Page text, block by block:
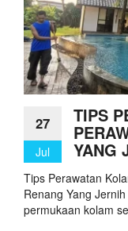
27
Jul
TIPS
YANG
Tips Perawatan
Renang Yang
permukaan kolam